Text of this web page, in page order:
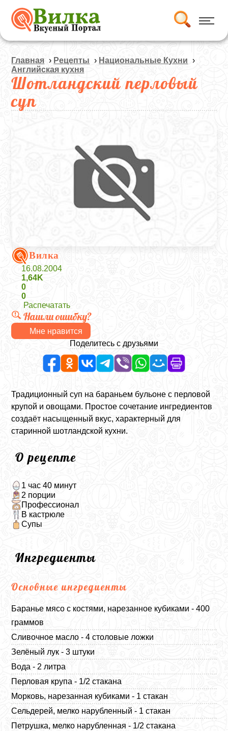
Главная › Рецепты › Национальные Кухни ›
Английская кухня
Шотландский перловый
суп
Вилка
16.08.2004
1,64K
0
0
Распечатать
Нашли ошибку?
Мне нравится
Поделитесь с друзьями
Традиционный суп на бараньем бульоне с перловой
крупой и овощами. Простое сочетание ингредиентов
создаёт насыщенный вкус, характерный для
старинной шотландской кухни.
О рецепте
1 час 40 минут
2 порции
Профессионал
В кастрюле
Супы
Ингредиенты
Основные ингредиенты
Баранье мясо с костями, нарезанное кубиками - 400
граммов
Сливочное масло - 4 столовые ложки
Зелёный лук - 3 штуки
Вода - 2 литра
Перловая крупа - 1/2 стакана
Морковь, нарезанная кубиками - 1 стакан
Сельдерей, мелко нарубленный - 1 стакан
Петрушка, мелко нарубленная - 1/2 стакана